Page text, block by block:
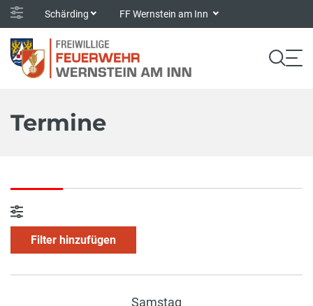
Schärding FF Wernstein am Inn
Termine
Filter hinzufügen
Samstag